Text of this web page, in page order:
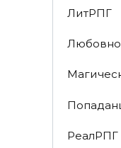
ЛитРПГ
РеалРПГ